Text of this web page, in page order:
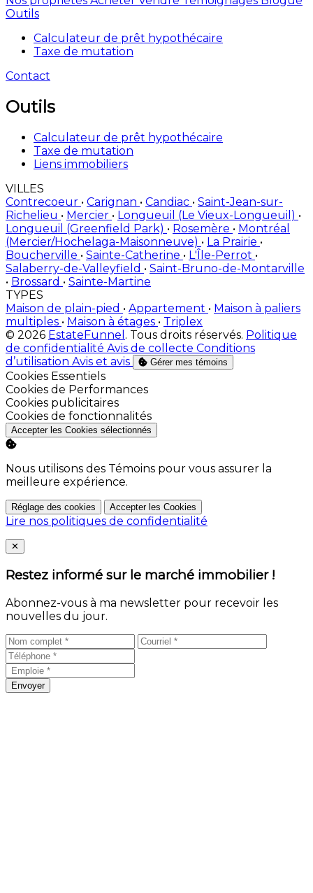
Outils
Calculateur de prêt hypothécaire
Taxe de mutation
Contact
Outils
Calculateur de prêt hypothécaire
Taxe de mutation
Liens immobiliers
VILLES
Contrecoeur • Carignan • Candiac • Saint-Jean-sur-
Richelieu • Mercier • Longueuil (Le Vieux-Longueuil) •
Longueuil (Greenfield Park) • Rosemère • Montréal
(Mercier/Hochelaga-Maisonneuve) • La Prairie •
Boucherville • Sainte-Catherine • L'Île-Perrot •
Salaberry-de-Valleyfield • Saint-Bruno-de-Montarville
• Brossard • Sainte-Martine
TYPES
Maison de plain-pied • Appartement • Maison à paliers
multiples • Maison à étages • Triplex
© 2026 EstateFunnel . Tous droits réservés. Politique
de confidentialité Avis de collecte Conditions
d’utilisation Avis et avis Gérer mes témoins
Activer
Cookies Essentiels
Activer
Cookies de Performances
Activer
Cookies publicitaires
Activer
Cookies de fonctionnalités
Accepter les Cookies sélectionnés
Nous utilisons des Témoins pour vous assurer la
meilleure expérience.
Réglage des cookies Accepter les Cookies
Lire nos politiques de confidentialité
Close
✕
Restez informé sur le marché immobilier !
Abonnez-vous à ma newsletter pour recevoir les
nouvelles du jour.
Envoyer